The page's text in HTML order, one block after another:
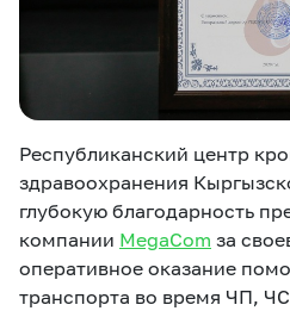
Подбор
Новости
покрытие
Республиканский центр
здравоохранения
глубокую благодарность
компании MegaCom за
оперативное оказание
транспорта во время ЧП,